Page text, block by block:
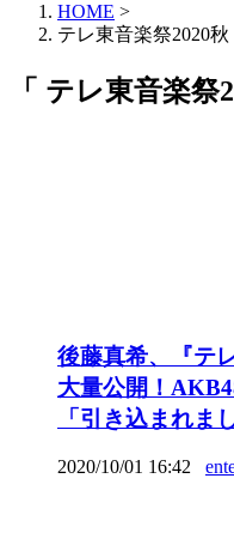
HOME >
テレ東音楽祭2020秋
「 テレ東音楽祭
後藤真希、『テ
大量公開！
「引き込まれま
2020/10/01 16:42